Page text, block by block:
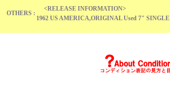
OTHERS :
<RELEASE INFORMATION>
1962 US AMERICA,ORIGINAL Used 7" SINGLE